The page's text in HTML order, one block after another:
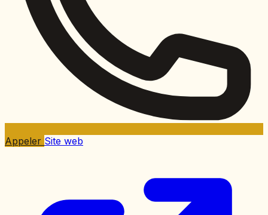
Appeler Site web